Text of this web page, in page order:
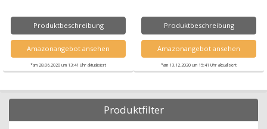
Produktbeschreibung
Amazonangebot ansehen
*am 28.06.2020 um 13:41 Uhr aktualisiert
Produktbeschreibung
Amazonangebot ansehen
*am 13.12.2020 um 15:41 Uhr aktualisiert
Produktfilter